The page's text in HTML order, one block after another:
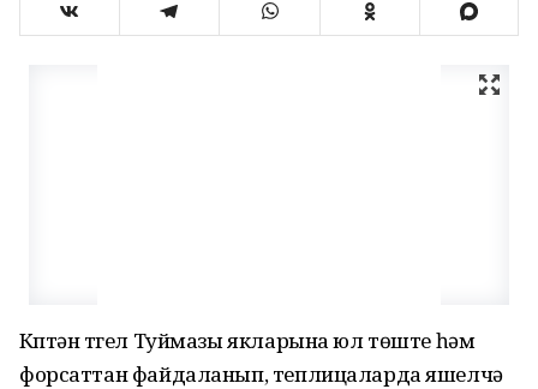
Күптән түгел Туймазы якларына юл төште һәм
форсаттан файдаланып, теплицаларда яшелчә